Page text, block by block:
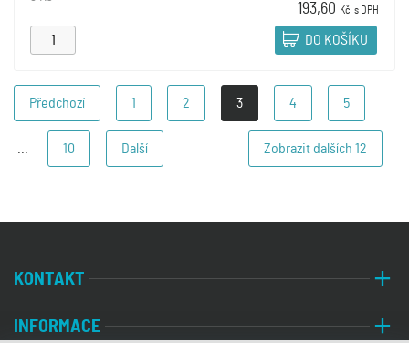
193,60 Kč s DPH
DO KOŠÍKU
Předchozí 1 2 3 4 5
10 Další Zobrazit dalších 12
KONTAKT
INFORMACE